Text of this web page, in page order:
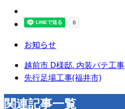
お知らせ
越前市 D様邸. 内装パテ工事
先行足場工事(福井市)
関連記事一覧